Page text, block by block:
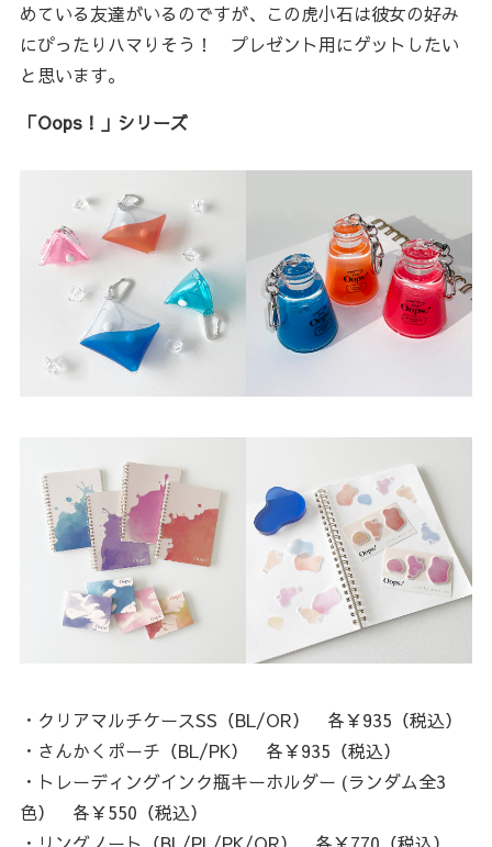
めている友達がいるのですが、この虎小石は彼女の好み
にぴったりハマりそう！ プレゼント用にゲットしたい
と思います。
「Oops！」シリーズ
・クリアマルチケースSS（BL/OR） 各￥935（税込）
・さんかくポーチ（BL/PK） 各￥935（税込）
・トレーディングインク瓶キーホルダー (ランダム全3
色） 各￥550（税込）